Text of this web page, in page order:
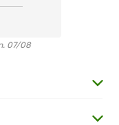
07/08